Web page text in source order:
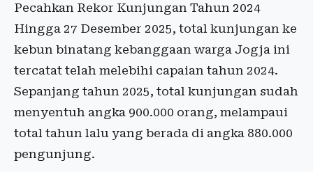
Pecahkan Rekor Kunjungan Tahun 2024
Hingga 27 Desember 2025, total kunjungan ke
kebun binatang kebanggaan warga Jogja ini
tercatat telah melebihi capaian tahun 2024.
Sepanjang tahun 2025, total kunjungan sudah
menyentuh angka 900.000 orang, melampaui
total tahun lalu yang berada di angka 880.000
pengunjung.